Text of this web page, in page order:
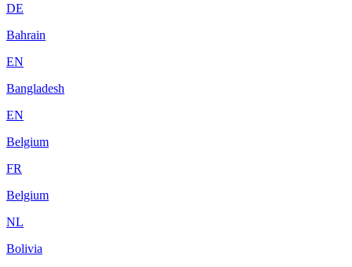
DE
Bahrain
EN
Bangladesh
EN
Belgium
FR
Belgium
NL
Bolivia